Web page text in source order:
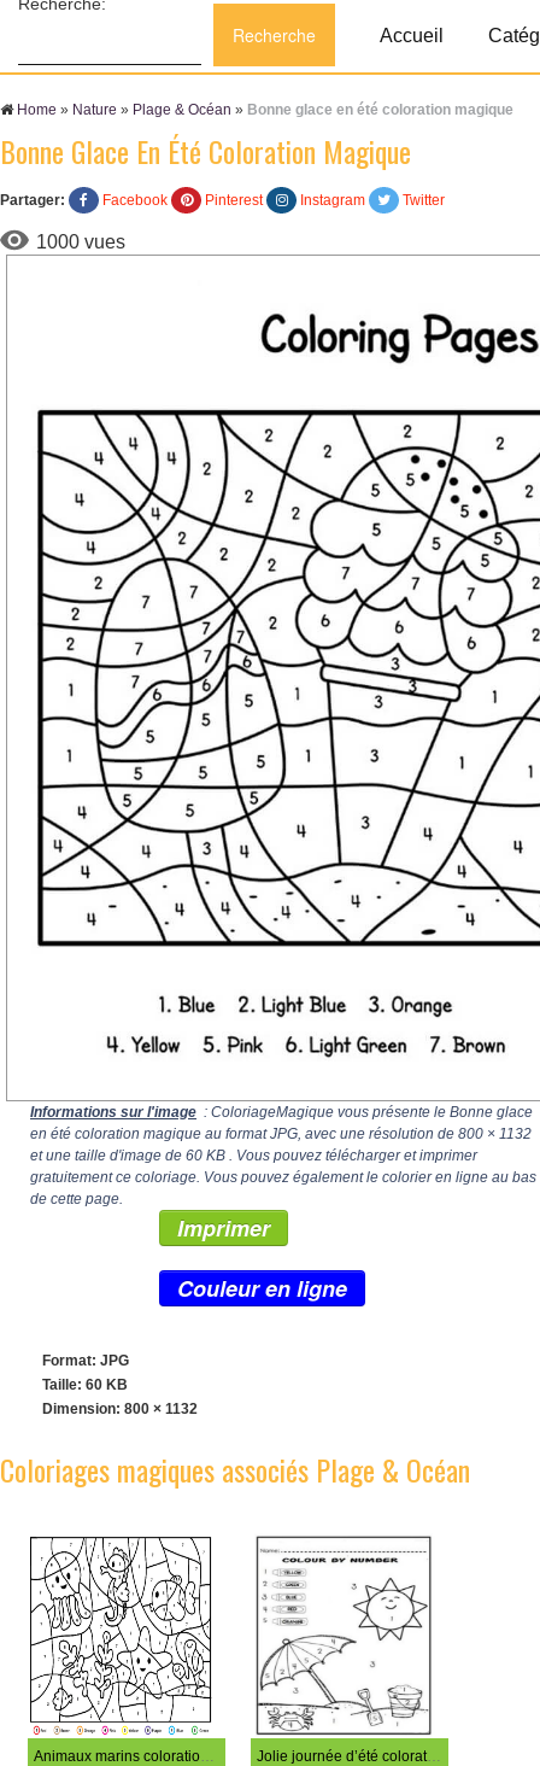
Accueil
Home » Nature » Plage & Océan » Bonne glace en été coloration magique
Bonne Glace En Été Coloration Magique
Partager: Facebook Pinterest Instagram Twitter
1000 vues
Informations sur l'image : ColoriageMagique vous présente le Bonne glace
en été coloration magique au format JPG, avec une résolution de 800 × 1132
et une taille d'image de 60 KB . Vous pouvez télécharger et imprimer
gratuitement ce coloriage. Vous pouvez également le colorier en ligne au bas
de cette page.
Imprimer
Couleur en ligne
Format: JPG
Taille: 60 KB
Dimension: 800 × 1132
Coloriages magiques associés Plage & Océan
Animaux marins coloration magique Jolie journée d’été coloration magique